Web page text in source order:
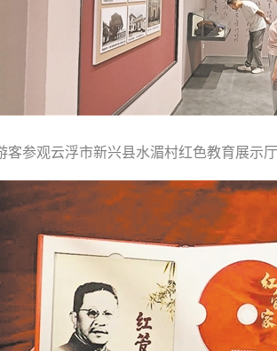
客参观云浮市新兴县水湄村红色教育展示